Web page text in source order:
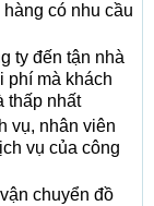
có nhu cầu
ty đến tận nhà
phí mà khách
thấp nhất
vụ, nhân viên
vụ của công
chuyển đồ